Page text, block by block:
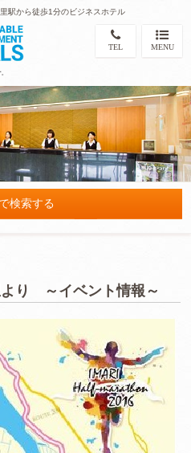
駅から徒歩1分のビジネスホテル
TEL MENU
検索する
り ～イベント情報～